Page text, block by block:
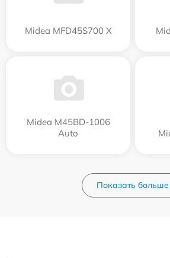
Midea MFD45S700 X
Midea M45BD-1006
Auto
Показать больше